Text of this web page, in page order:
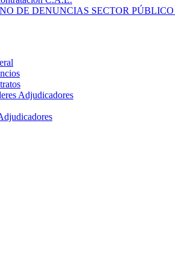
DE DENUNCIAS SECTOR
Adjudicadores